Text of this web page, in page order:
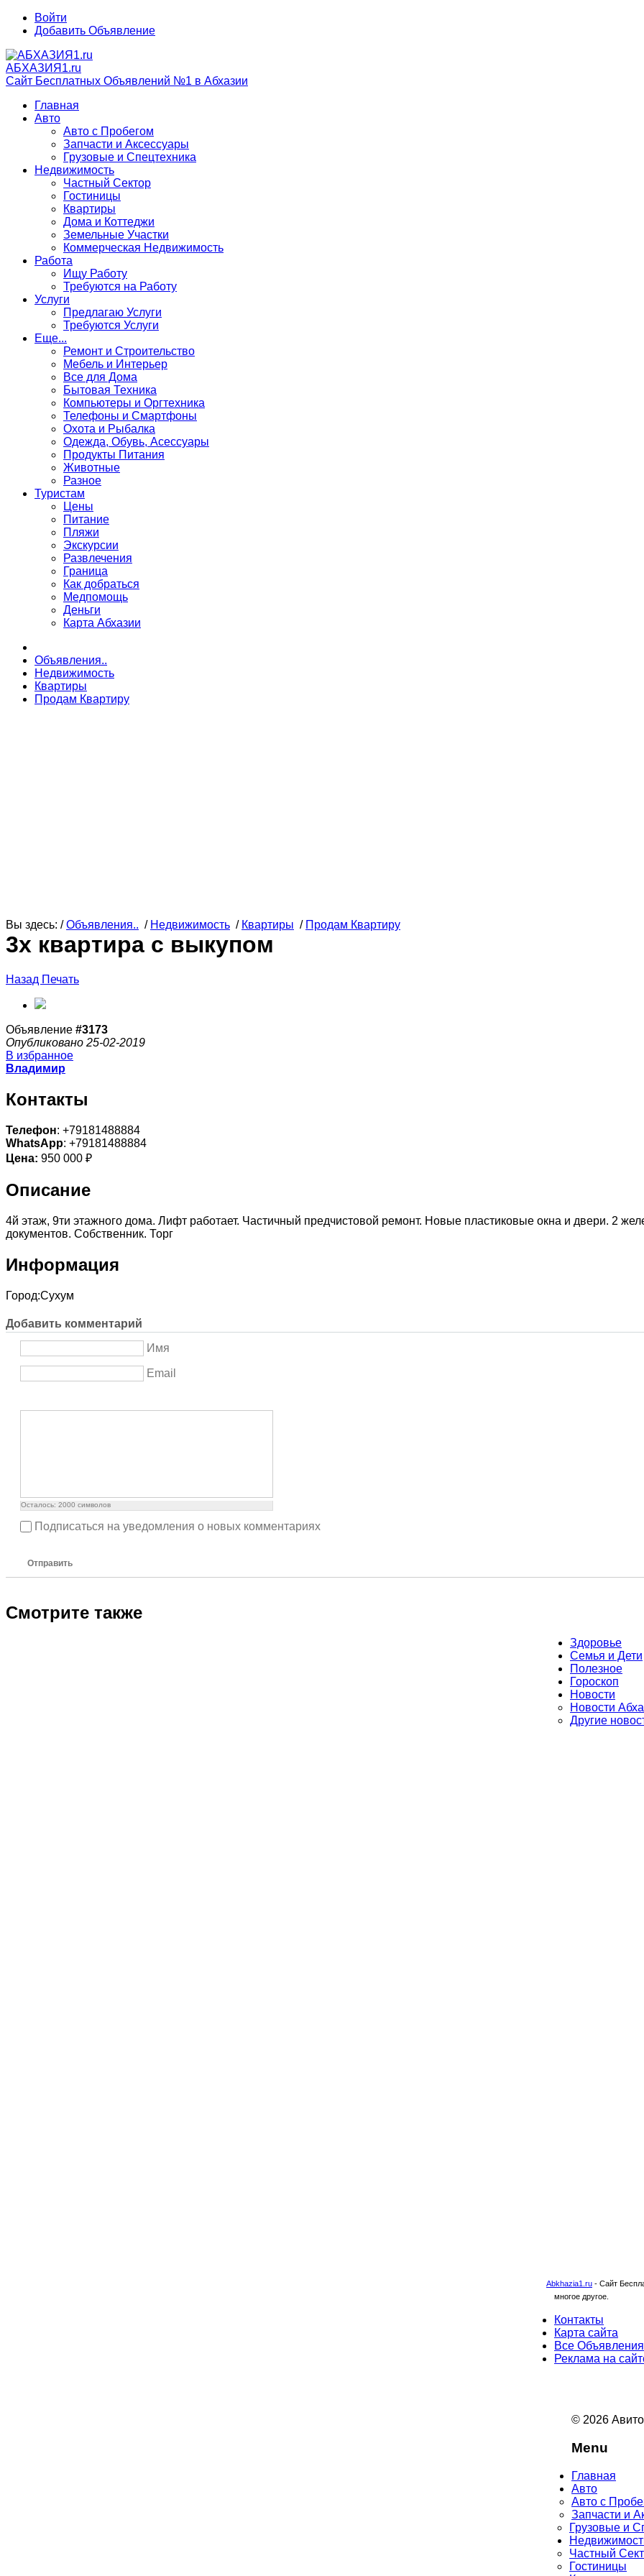
Войти
Добавить Объявление
АБХАЗИЯ1.ru
Сайт Бесплатных Объявлений №1 в Абхазии
Главная
Авто
Авто с Пробегом
Запчасти и Аксессуары
Грузовые и Спецтехника
Недвижимость
Частный Сектор
Гостиницы
Квартиры
Дома и Коттеджи
Земельные Участки
Коммерческая Недвижимость
Работа
Ищу Работу
Требуются на Работу
Услуги
Предлагаю Услуги
Требуются Услуги
Еще...
Ремонт и Строительство
Мебель и Интерьер
Все для Дома
Бытовая Техника
Компьютеры и Оргтехника
Телефоны и Смартфоны
Охота и Рыбалка
Одежда, Обувь, Асессуары
Продукты Питания
Животные
Разное
Туристам
Цены
Питание
Пляжи
Экскурсии
Развлечения
Граница
Как добраться
Медпомощь
Деньги
Карта Абхазии
Объявления..
Недвижимость
Квартиры
Продам Квартиру
Вы здесь: /Объявления.. / Недвижимость / Квартиры / Продам Квартиру
3х квартира с выкупом
Назад Печать
Объявление #3173
Опубликовано 25-02-2019
В избранное
Владимир
Контакты
Телефон: +79181488884
WhatsApp: +79181488884
Цена: 950 000 ₽
Описание
4й этаж, 9ти этажного дома. Лифт работает. Частичный предчистовой ремонт. Новые пластиковые окна и двери. 2
документов. Собственник. Торг
Информация
Город:Сухум
Добавить комментарий
Имя
Email
Осталось: 2000 символов
Подписаться на уведомления о новых комментариях
Отправить
Смотрите также
Здоровье
Семья и Дети
Полезное
Гороскоп
Новости
Новости
Другие
Abkhazia1.ru - Сайт
многое другое.
Контакты
Карта сайта
Все Объявления
Реклама на
© 2026
Menu
Главная
Авто
Авто с
Запчасти и
Грузовые и
Частный
Гостиницы